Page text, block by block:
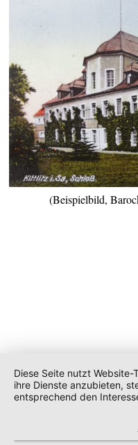
(Beispielbild,
Diese Seite nutzt
ihre Dienste anzubieten,
entsprechend den